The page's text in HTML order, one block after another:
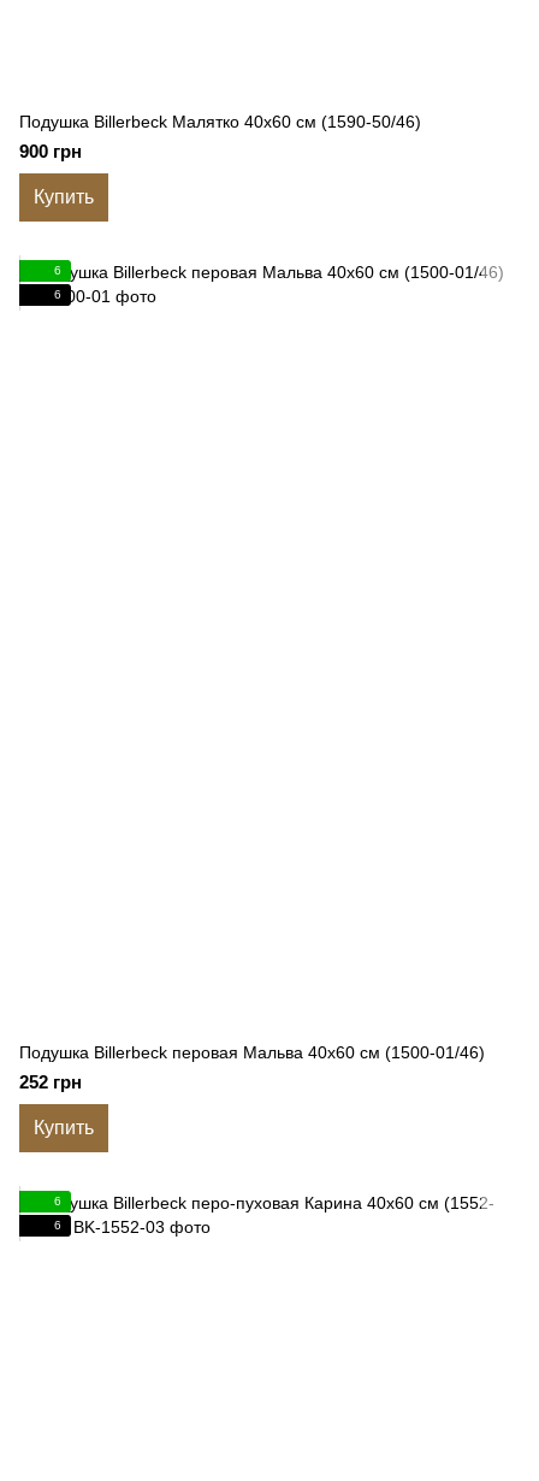
Подушка Billerbeck Малятко 40x60 см (1590-50/46)
900 грн
Купить
6
6
Подушка Billerbeck перовая Мальва 40x60 см (1500-01/46)
252 грн
Купить
6
6